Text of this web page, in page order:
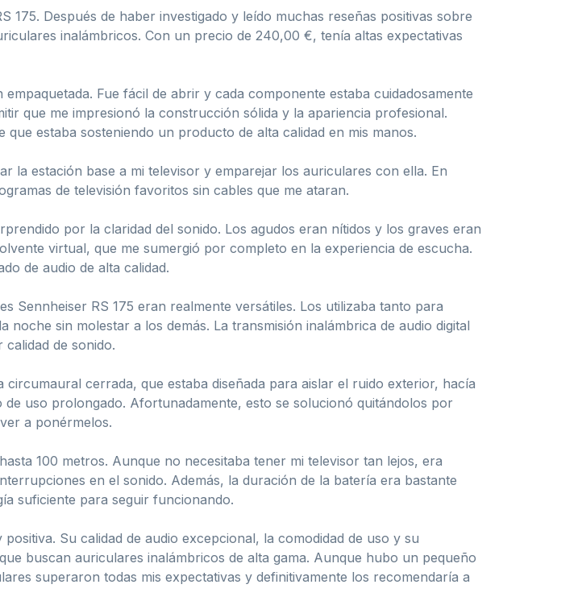
175. Después de haber investigado y leído muchas reseñas positivas sobre
inalámbricos. Con un precio de 240,00 €, tenía altas expectativas
Fue fácil de abrir y cada componente estaba cuidadosamente
que me impresionó la construcción sólida y la apariencia profesional.
estaba sosteniendo un producto de alta calidad en mis manos.
la estación base a mi televisor y emparejar los auriculares con ella. En
de televisión favoritos sin cables que me ataran.
por la claridad del sonido. Los agudos eran nítidos y los graves eran
virtual, que me sumergió por completo en la experiencia de escucha.
de audio de alta calidad.
Sennheiser RS 175 eran realmente versátiles. Los utilizaba tanto para
sin molestar a los demás. La transmisión inalámbrica de audio digital
de sonido.
cerrada, que estaba diseñada para aislar el ruido exterior, hacía
uso prolongado. Afortunadamente, esto se solucionó quitándolos por
a ponérmelos.
100 metros. Aunque no necesitaba tener mi televisor tan lejos, era
en el sonido. Además, la duración de la batería era bastante
suficiente para seguir funcionando.
Su calidad de audio excepcional, la comodidad de uso y su
buscan auriculares inalámbricos de alta gama. Aunque hubo un pequeño
superaron todas mis expectativas y definitivamente los recomendaría a